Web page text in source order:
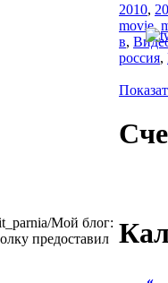
Мой блог:
предоставил
2010,
movie,
в,
россия,